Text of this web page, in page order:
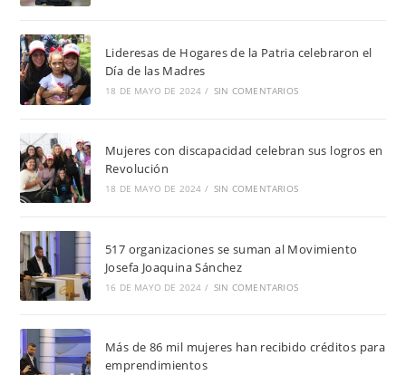
Lideresas de Hogares de la Patria celebraron el
Día de las Madres
18 DE MAYO DE 2024 / SIN COMENTARIOS
Mujeres con discapacidad celebran sus logros en
Revolución
18 DE MAYO DE 2024 / SIN COMENTARIOS
517 organizaciones se suman al Movimiento
Josefa Joaquina Sánchez
16 DE MAYO DE 2024 / SIN COMENTARIOS
Más de 86 mil mujeres han recibido créditos para
emprendimientos